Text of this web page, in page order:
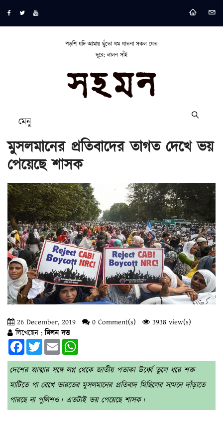
পড়শি যদি আমায় ছুঁতো যম যাতনা সকল যেত
দূরে: লালন সাঁই
মেনু
মুসলমানের প্রতিবাদের তাগত দেখে ভয়
পেয়েছে শাসক
26 December, 2019 0 Comment(s)
3938 view(s)
লিখেছেন :মিলন দত্ত
FacebookTwitterEmail
দেশের আত্মার সঙ্গে লগ্ন থেকে জাতীয় পতাকা উর্ধ্বে তুলে ধরে শক্ত
মাটিতে পা রেখে ভারতের মুসলমানের প্রতিবাদ মিছিলের সামনে দাঁড়াতে
পারছে না পুলিশও। এতটাই ভয় পেয়েছে শাসক।